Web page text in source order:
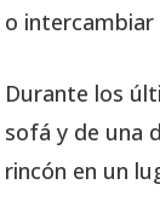
o intercambiar
Durante los
sofá y de una
rincón en un